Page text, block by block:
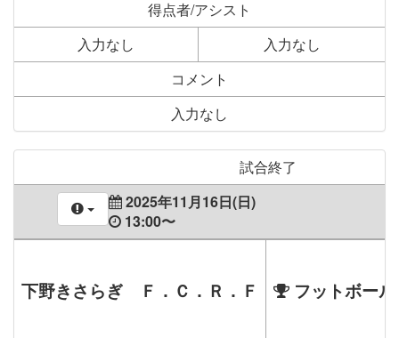
得点者/アシスト
入力なし
入力なし
コメント
入力なし
試合終了
2025年11月16日(日)
13:00〜
下野きさらぎ Ｆ．Ｃ．Ｒ．Ｆ フットボー